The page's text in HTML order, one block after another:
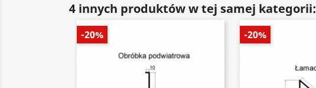
4 innych produktów w tej samej kategorii:
-20% -20%